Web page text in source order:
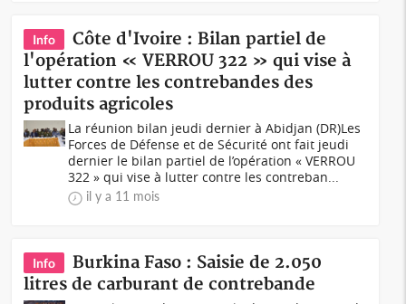
Info
Côte d'Ivoire : Bilan partiel de
l'opération « VERROU 322 » qui vise à
lutter contre les contrebandes des
produits agricoles
La réunion bilan jeudi dernier à Abidjan (DR)Les
Forces de Défense et de Sécurité ont fait jeudi
dernier le bilan partiel de l’opération « VERROU
322 » qui vise à lutter contre les contreban...
il y a 11 mois
Info
Burkina Faso : Saisie de 2.050
litres de carburant de contrebande